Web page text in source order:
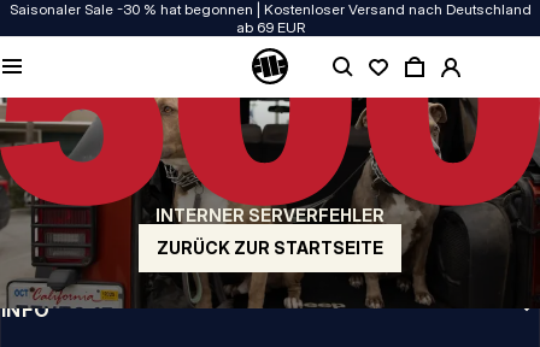
Saisonaler Sale -30 % hat begonnen | Kostenloser Versand nach Deutschland
ab 69 EUR
INTERNER SERVERFEHLER
ZURÜCK ZUR STARTSEITE
QUALITÄT HAT BEI UNS PRIORITÄT
Unsere Kleidung wird mit Leidenschaft produziert. Bei Haltbarkeit, Langlebigkeit
der Materialien und Details machen wir keine Kompromisse.
US ORIGIN
Unsere Wurzeln reichen zurück ins San Diego der frühen 90er. Unser Stil ist roh,
authentisch und kompromisslos.
MARKE MIT CHARAKTER
Unsere Kollektionen tragen Sportler, Kämpfer und eigensinnige Individualisten
INFO